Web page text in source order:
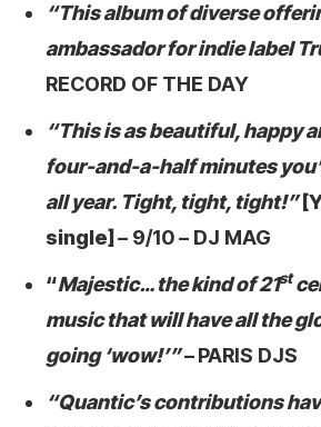
“This album of diverse
ambassador for indie label
RECORD OF THE DAY
“This is as beautiful, happy
four-and-a-half minutes
all year. Tight, tight, tight!”
single] – 9/10 – DJ MAG
“Majestic… the kind of 21st
music that will have all the
going ‘wow!’”–PARIS DJS
“Quantic’s contributions